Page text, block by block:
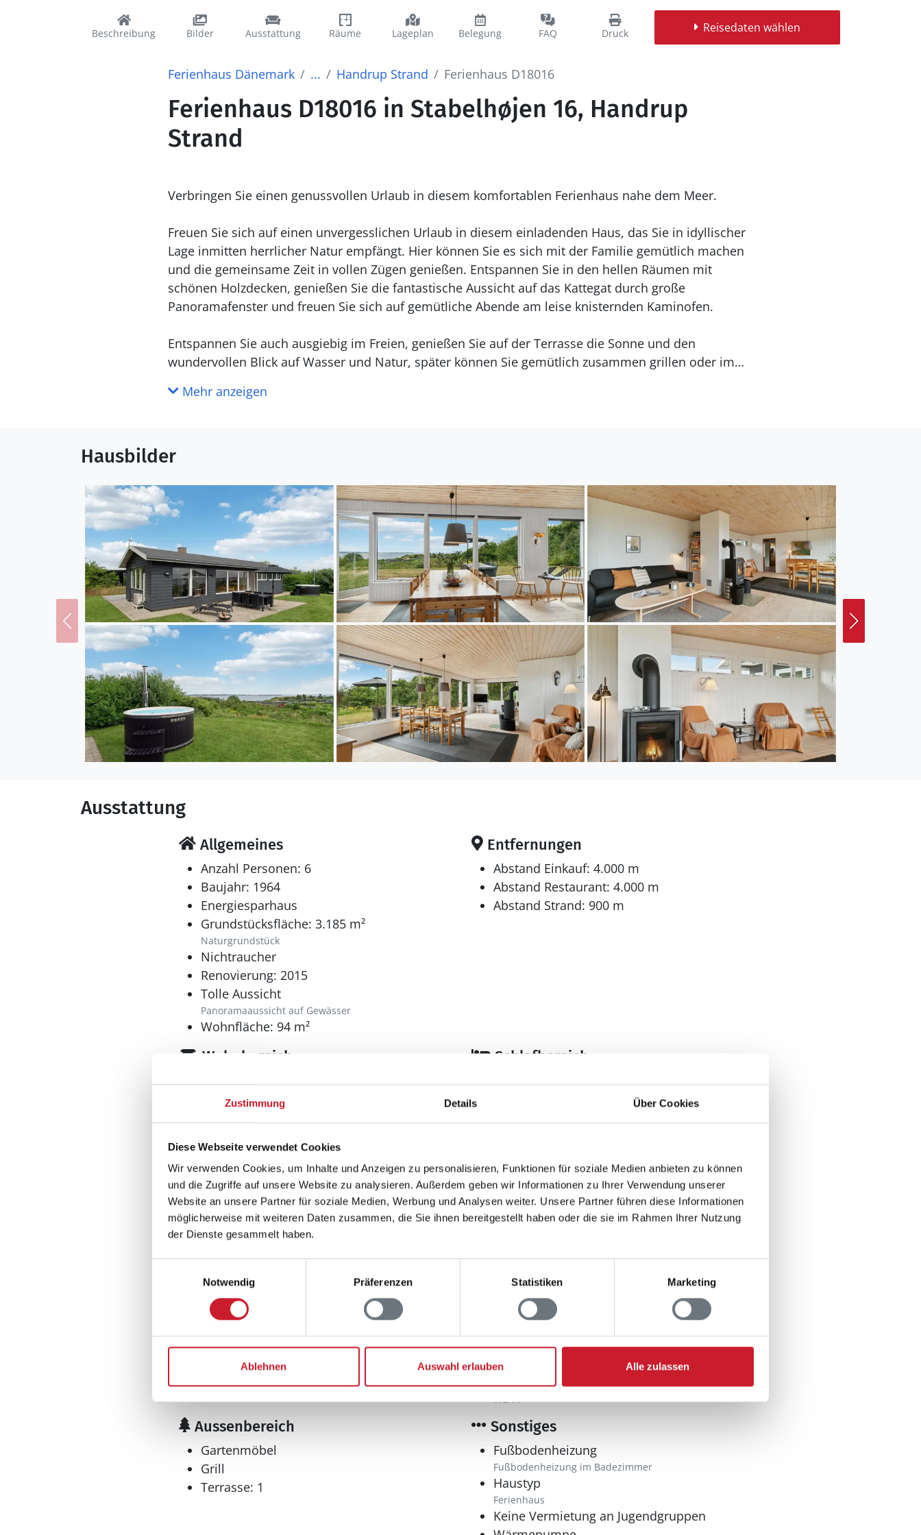
Zustimmung Details Über Cookies
Diese Webseite verwendet Cookies
Wir verwenden Cookies, um Inhalte und Anzeigen zu personalisieren, Funktionen für soziale Medien anbieten zu können
und die Zugriffe auf unsere Website zu analysieren. Außerdem geben wir Informationen zu Ihrer Verwendung unserer
Website an unsere Partner für soziale Medien, Werbung und Analysen weiter. Unsere Partner führen diese Informationen
möglicherweise mit weiteren Daten zusammen, die Sie ihnen bereitgestellt haben oder die sie im Rahmen Ihrer Nutzung
der Dienste gesammelt haben.
Notwendig
Präferenzen Statistiken Marketing
Ablehnen Auswahl erlauben Alle zulassen
Beschreibung Bilder Ausstattung Räume Lageplan Belegung FAQ Druck Reisedaten wählen
Ferienhaus Dänemark ... Handrup Strand Ferienhaus D18016
Ferienhaus D18016 in Stabelhøjen 16, Handrup
Strand
Verbringen Sie einen genussvollen Urlaub in diesem komfortablen Ferienhaus nahe dem Meer.
Freuen Sie sich auf einen unvergesslichen Urlaub in diesem einladenden Haus, das Sie in idyllischer
Lage inmitten herrlicher Natur empfängt. Hier können Sie es sich mit der Familie gemütlich machen
und die gemeinsame Zeit in vollen Zügen genießen. Entspannen Sie in den hellen Räumen mit
schönen Holzdecken, genießen Sie die fantastische Aussicht auf das Kattegat durch große
Panoramafenster und freuen Sie sich auf gemütliche Abende am leise knisternden Kaminofen.
Entspannen Sie auch ausgiebig im Freien, genießen Sie auf der Terrasse die Sonne und den
wundervollen Blick auf Wasser und Natur, später können Sie gemütlich zusammen grillen oder im
ein. Für einen Stadtbummel bietet sich Ebeltoft an.
Willkommen in Ihrem Urlaub im Ferienhaus mit finnischem Holzbad.
Mehr anzeigen
Hausbilder
Ausstattung
Allgemeines
Anzahl Personen: 6
Baujahr: 1964
Energiesparhaus
Grundstücksfläche: 3.185 m²
Naturgrundstück
Nichtraucher
Renovierung: 2015
Tolle Aussicht
Panoramaaussicht auf Gewässer
Wohnfläche: 94 m²
Entfernungen
Abstand Einkauf: 4.000 m
Abstand Restaurant: 4.000 m
Abstand Strand: 900 m
Wohnbereich
Kaminofen
Schlafbereich
Anzahl Doppelbetten: 2
Küche
Dunstabzug
Geschirrspüler
Herd
Elektroherd mit Backofen
Kaffeemaschine
Kühlschrank
Mikrowelle
Tiefkühler: 30 l
Tiefkühlschrank
Anzahl Duschen: 1
Anzahl Badezimmer: 1
Anzahl Toiletten: 1
Dusche
Wellness
Whirlpool
Multimedia
Deutsches Fernsehen
Internet
WLAN
Aussenbereich
Gartenmöbel
Grill
Terrasse: 1
Sonstiges
Fußbodenheizung
Fußbodenheizung im Badezimmer
Haustyp
Ferienhaus
Keine Vermietung an Jugendgruppen